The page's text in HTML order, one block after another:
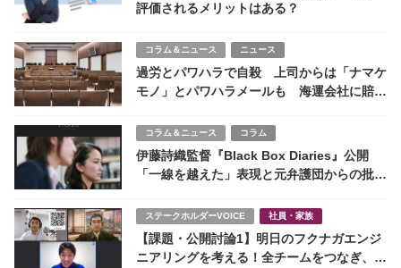
評価されるメリットはある？
コラム＆ニュース ニュース
過労とパワハラで自殺 上司からは「ナマケ
モノ」とパワハラメールも 海運会社に賠償
コラム＆ニュース コラム
伊藤詩織監督『Black Box Diaries』公開
「一線を越えた」表現と元弁護団からの批
ステークホルダーVOICE 社員・家族
【課題・公開討論1】明日のフクナガエンジ
ニアリングを考える！全チームをつなぎ、経